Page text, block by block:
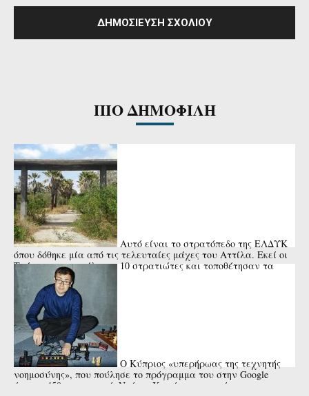
ΠΙΟ ΔΗΜΟΦΙΛΗ
Αυτό είναι το στρατόπεδο της ΕΛΔΥΚ
όπου δόθηκε μία από τις τελευταίες μάχες του Αττίλα. Εκεί οι
Τούρκοι αποκεφάλισαν 10 στρατιώτες και τοποθέτησαν τα
κεφάλια ...
Ο Κύπριος «υπερήρωας της τεχνητής
νοημοσύνης», που πούλησε το πρόγραμμα του στην Google
έναντι 450 εκατ. ευρώ. Ντέμης Χασάμπης, ο σπάνιος